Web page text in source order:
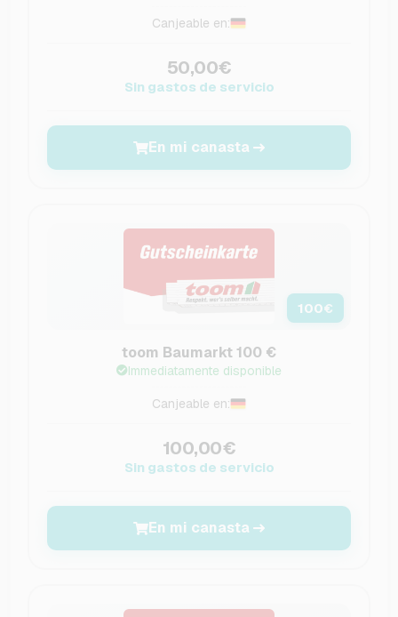
Canjeable en:
50,00€
Sin gastos de servicio
En mi canasta
100€
toom Baumarkt 100 €
Immediatamente disponible
Canjeable en:
100,00€
Sin gastos de servicio
En mi canasta